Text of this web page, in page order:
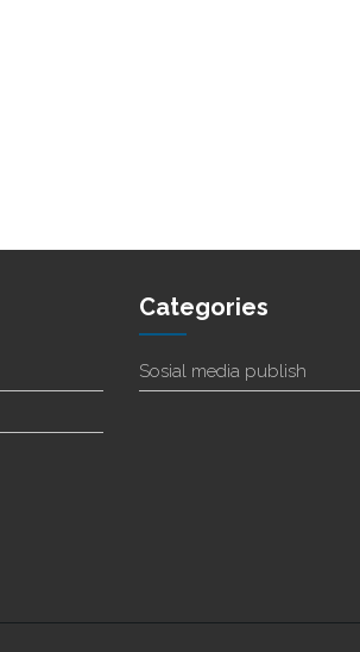
Categories
Sosial media publish